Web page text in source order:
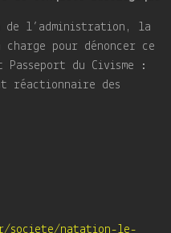
de l’administration, la
pour dénoncer ce
du Civisme :
réactionnaire des
societe/natation-le-